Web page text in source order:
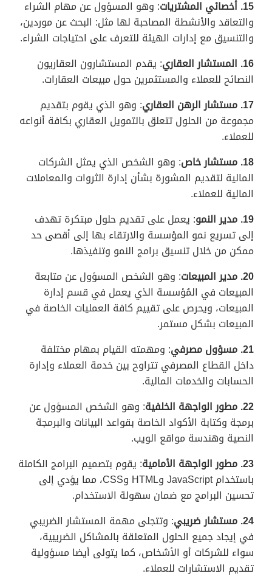
15. أخصائي المشتريات
: وهو المسؤول عن مهام الشراء
والتعاقد والأنشطة المصاحبة لها مثل: البحث عن موردين،
والتنسيق مع إدارات الهيئة للتعرف على احتياجات الشراء.
16. المستشار العقاري
: يقدم المستشارون العقاريون
النصائح للعملاء والمستثمرين حول مبيعات العقارات.
17. مستشار الرهن العقاري
: وهو الذي يقوم بتقديم
مجموعة من الحلول تتعلق بالتمويل العقاري بكافة أنواعه
للعملاء.
18. مستشار خاص
: وهو الشخص الذي يمثل الشركات
المالية لتقديم المشورة بشأن إدارة الثروات والمعاملات
المالية للعملاء.
19. مدير النمو
: يعمل على تقديم حلول مبتكرة تهدف
إلى تسريع نمو المؤسسة والارتقاء بها إلى أقصى حد
ممكن من خلال تنسيق برامج النمو وتنفيذها.
20. مدير المبيعات
: وهو الشخص المسؤول عن متابعة
المبيعات في المُؤسسة الذي يعمل في قسم إدارة
المبيعات، ويحرص على تقييم كافة العمليات الخاصة في
المبيعات بشكل مستمر.
21. مسؤول مصرفي
: ومهمته القيام بمهام مختلفة
داخل القطاع المصرفي تتراوح بين خدمة العملاء وإدارة
الحسابات والخدمات المالية.
22. مطور الواجهة الخلفية
: وهو الشخص المسؤول عن
برمجة وكتابة الأكواد الخاصة بقواعد البيانات والبرمجة
النصية وهندسة مواقع الويب.
23. مطور الواجهة الأمامية
: يقوم بتصميم البرامج الكاملة
باستخدام JavaScript وHTML وCSS، مما يؤدي إلى
تحسين البرامج مع ضمان سهولة الاستخدام.
24. مستشار ضريبي
: وتتجلى مهمة المستشار الضريبي
في إيجاد جميع الحلول المتعلقة بالمشاكل الضريبية،
سواء للشركات أو الأشخاص، كما يتولى أيضا مسؤولية
تقديم الاستشارات للعملاء.